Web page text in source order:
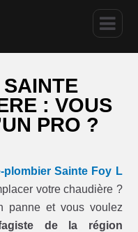
: VOUS
PRO ?
plombier Sainte Foy L
votre chaudière ?
panne et vous voulez
de la région